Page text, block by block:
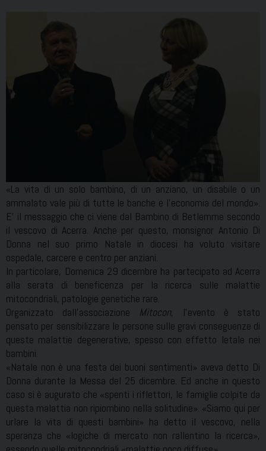
«La vita di un solo bambino, di un anziano, un disabile o un
ammalato vale più di tutte le banche e l’economia del mondo».
E’ il messaggio che ci viene dal Bambino di Betlemme secondo
il vescovo di Acerra. Anche per questo, monsignor Antonio Di
Donna nel suo primo Natale in diocesi ha voluto visitare
ospedale, carcere e centro per anziani.
In particolare, Domenica 29 dicembre ha partecipato ad Acerra
alla serata di beneficenza per la ricerca sulle malattie
mitocondriali, patologie genetiche rare.
Organizzato dall’associazione Mitocon, l’evento è stato
pensato per sensibilizzare le persone sulle gravi conseguenze di
queste malattie degenerative, spesso con effetto letale nei
bambini.
«Natale non è una festa dei buoni sentimenti» aveva detto Di
Donna durante la Messa del 25 dicembre. Ed anche in questo
caso si è augurato che «spenti i riflettori, le famiglie colpite da
questa malattia non ripiombino nella solitudine». «Siamo qui per
urlare la vita di questi bambini» ha detto il vescovo, nella
speranza che «logiche di mercato non rallentino la ricerca»,